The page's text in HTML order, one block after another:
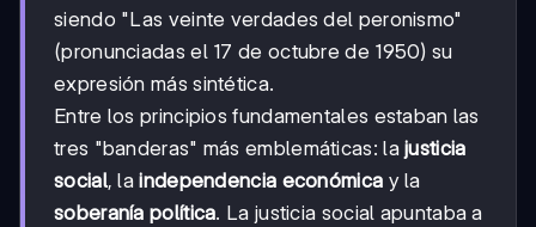
siendo "Las veinte verdades del peronismo"
(pronunciadas el 17 de octubre de 1950) su
expresión más sintética.
Entre los principios fundamentales estaban las
tres "banderas" más emblemáticas: lajusticia
social, laindependencia económica y la
soberanía política. La justicia social apuntaba a